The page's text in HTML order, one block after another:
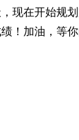
现在开始规
！加油，等你